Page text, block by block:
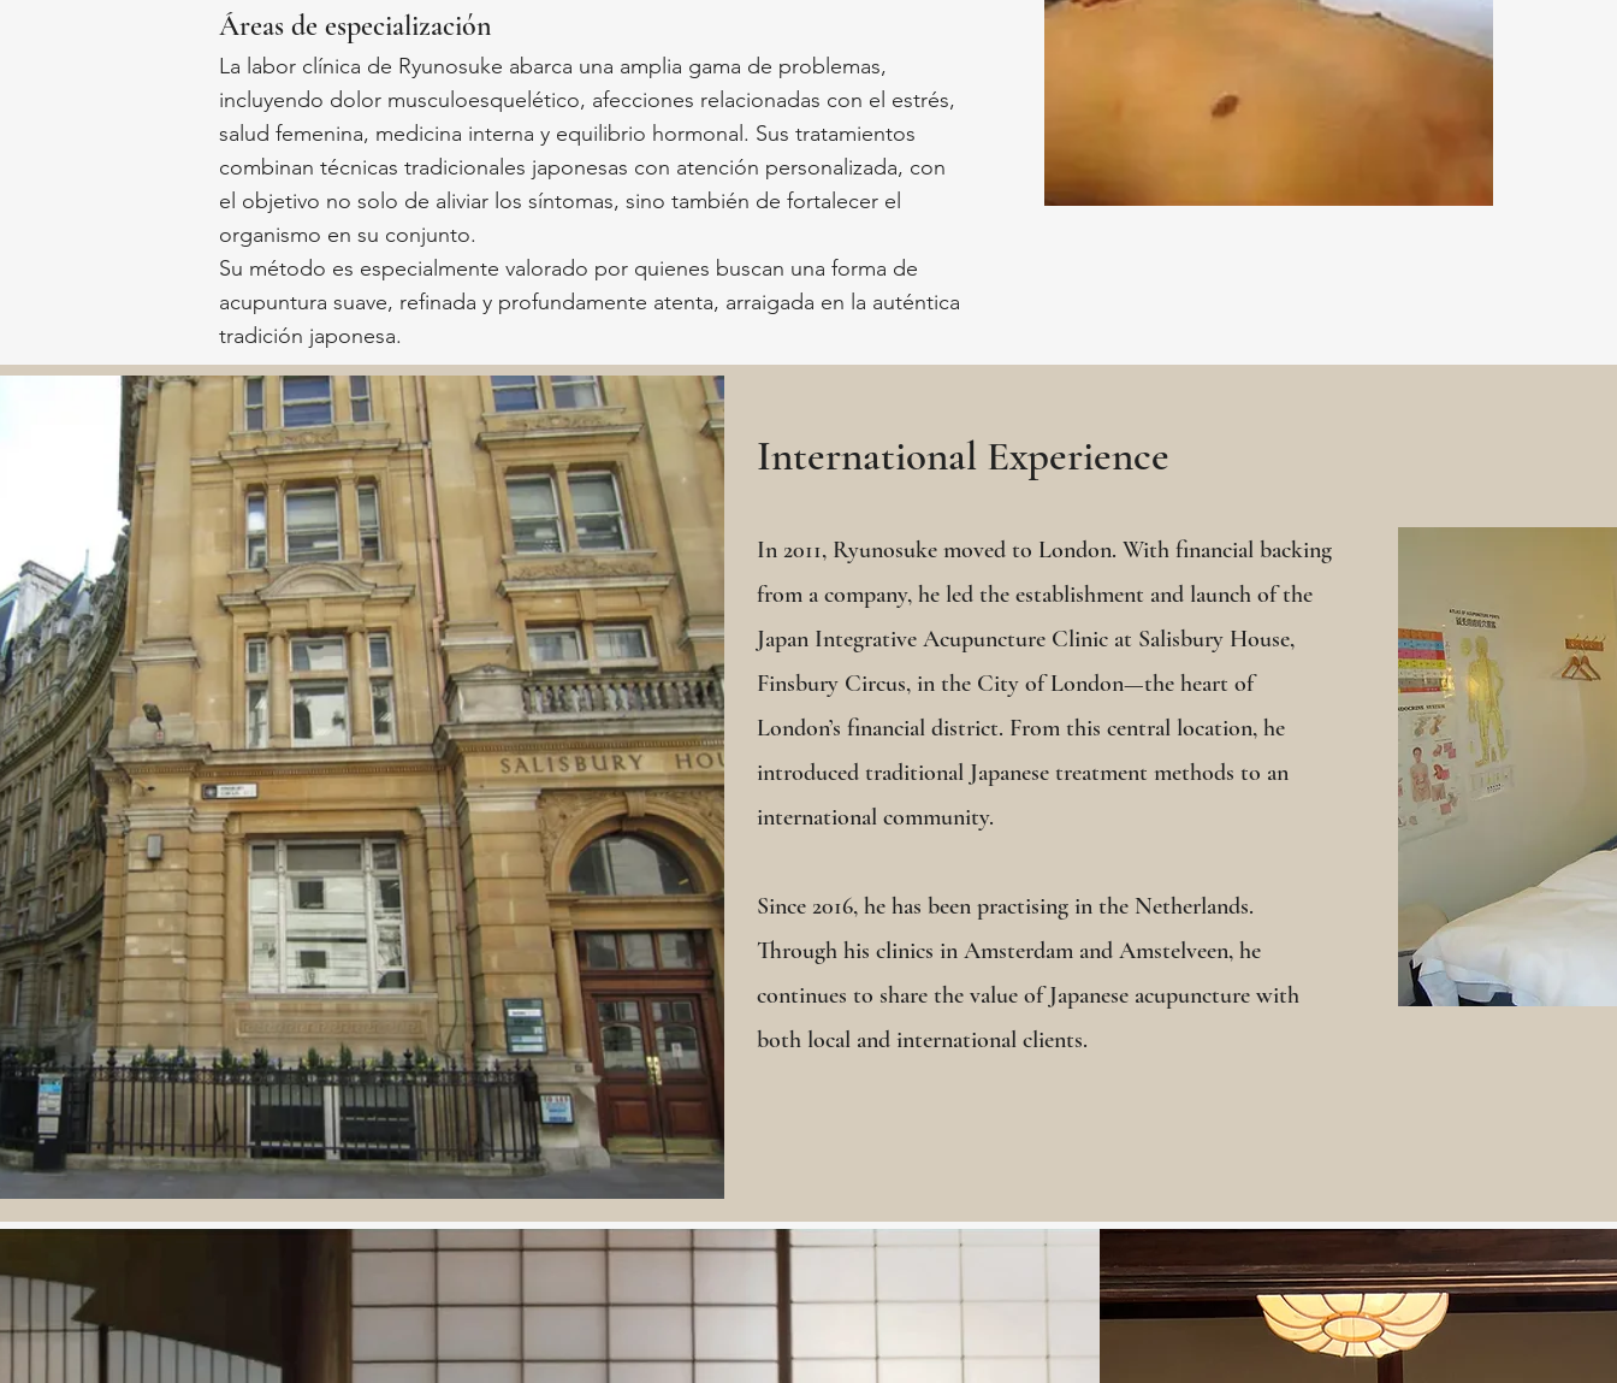
Áreas de especialización
La labor clínica de Ryunosuke abarca una amplia gama de problemas,
incluyendo dolor musculoesquelético, afecciones relacionadas con el estrés,
salud femenina, medicina interna y equilibrio hormonal. Sus tratamientos
combinan técnicas tradicionales japonesas con atención personalizada, con
el objetivo no solo de aliviar los síntomas, sino también de fortalecer el
organismo en su conjunto.
Su método es especialmente valorado por quienes buscan una forma de
acupuntura suave, refinada y profundamente atenta, arraigada en la auténtica
tradición japonesa.
International Experience
In 2011, Ryunosuke moved to London. With financial backing
from a company, he led the establishment and launch of the
Japan Integrative Acupuncture Clinic at Salisbury House,
Finsbury Circus, in the City of London—the heart of
London’s financial district. From this central location, he
introduced traditional Japanese treatment methods to an
international community.
Since 2016, he has been practising in the Netherlands.
Through his clinics in Amsterdam and Amstelveen, he
continues to share the value of Japanese acupuncture with
both local and international clients.